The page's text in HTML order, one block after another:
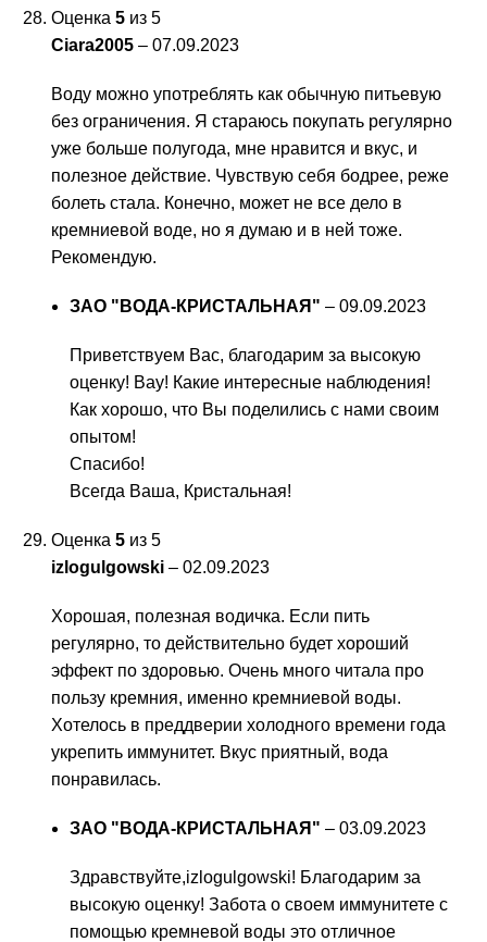
Оценка 5 из 5
Ciara2005 – 07.09.2023
Воду можно употреблять как обычную питьевую
без ограничения. Я стараюсь покупать регулярно
уже больше полугода, мне нравится и вкус, и
полезное действие. Чувствую себя бодрее, реже
болеть стала. Конечно, может не все дело в
кремниевой воде, но я думаю и в ней тоже.
Рекомендую.
ЗАО "ВОДА-КРИСТАЛЬНАЯ" – 09.09.2023
Приветствуем Вас, благодарим за высокую
оценку! Вау! Какие интересные наблюдения!
Как хорошо, что Вы поделились с нами своим
опытом!
Спасибо!
Всегда Ваша, Кристальная!
Оценка 5 из 5
izlogulgowski – 02.09.2023
Хорошая, полезная водичка. Если пить
регулярно, то действительно будет хороший
эффект по здоровью. Очень много читала про
пользу кремния, именно кремниевой воды.
Хотелось в преддверии холодного времени года
укрепить иммунитет. Вкус приятный, вода
понравилась.
ЗАО "ВОДА-КРИСТАЛЬНАЯ" – 03.09.2023
Здравствуйте,izlogulgowski! Благодарим за
высокую оценку! Забота о своем иммунитете с
помощью кремневой воды это отличное